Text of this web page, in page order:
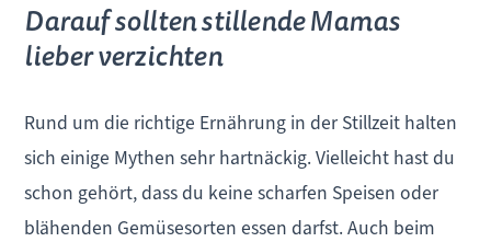
Darauf sollten stillende Mamas
lieber verzichten
Rund um die richtige Ernährung in der Stillzeit halten
sich einige Mythen sehr hartnäckig. Vielleicht hast du
schon gehört, dass du keine scharfen Speisen oder
blähenden Gemüsesorten essen darfst. Auch beim